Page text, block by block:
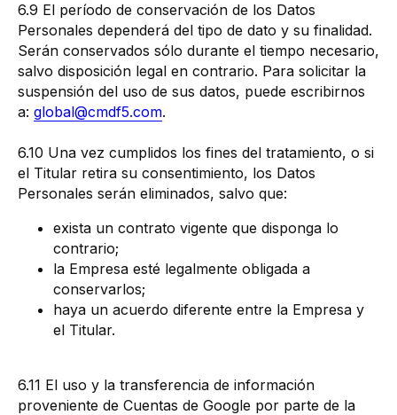
6.9 El período de conservación de los Datos
Personales dependerá del tipo de dato y su finalidad.
Serán conservados sólo durante el tiempo necesario,
salvo disposición legal en contrario. Para solicitar la
suspensión del uso de sus datos, puede escribirnos
a: global@cmdf5.com.
6.10 Una vez cumplidos los fines del tratamiento, o si
el Titular retira su consentimiento, los Datos
Personales serán eliminados, salvo que:
exista un contrato vigente que disponga lo
contrario;
la Empresa esté legalmente obligada a
conservarlos;
haya un acuerdo diferente entre la Empresa y
el Titular.
6.11 El uso y la transferencia de información
proveniente de Cuentas de Google por parte de la